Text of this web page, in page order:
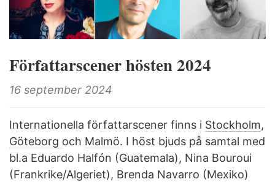
Författarscener hösten 2024
16 september 2024
Internationella författarscener finns i Stockholm,
Göteborg och Malmö. I höst bjuds på samtal med
bl.a Eduardo Halfón (Guatemala), Nina Bouroui
(Frankrike/Algeriet), Brenda Navarro (Mexiko)